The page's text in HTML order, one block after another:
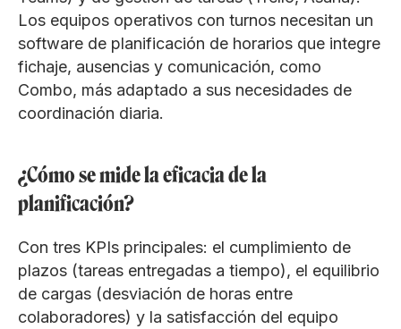
Los equipos operativos con turnos necesitan un
software de planificación de horarios que integre
fichaje, ausencias y comunicación, como
Combo, más adaptado a sus necesidades de
coordinación diaria.
¿Cómo se mide la eficacia de la
planificación?
Con tres KPIs principales: el cumplimiento de
plazos (tareas entregadas a tiempo), el equilibrio
de cargas (desviación de horas entre
colaboradores) y la satisfacción del equipo